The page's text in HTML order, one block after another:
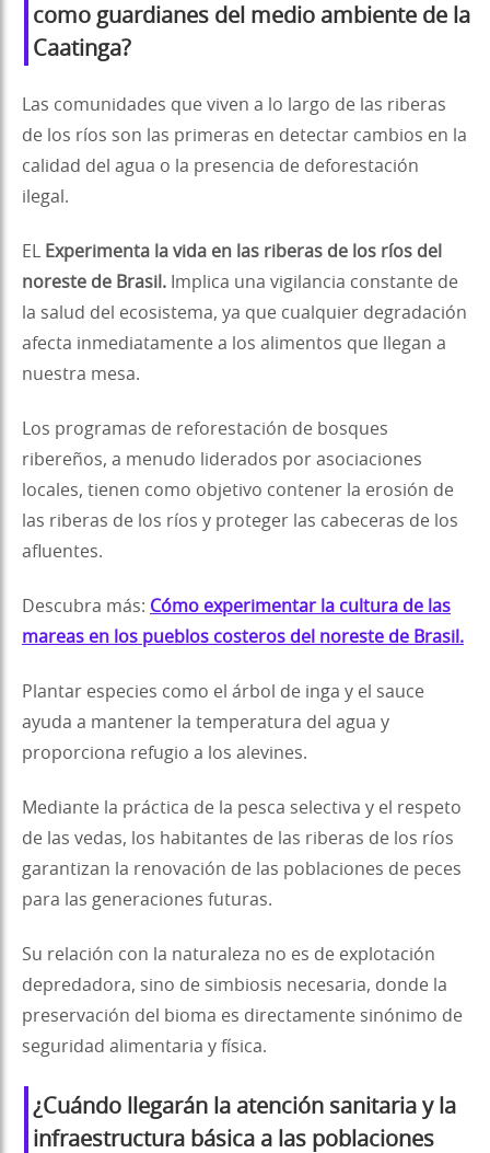
como guardianes del medio ambiente de la
Caatinga?
Las comunidades que viven a lo largo de las riberas
de los ríos son las primeras en detectar cambios en la
calidad del agua o la presencia de deforestación
ilegal.
EL
Experimenta la vida en las riberas de los ríos del
noreste de Brasil. Implica una vigilancia constante de
la salud del ecosistema, ya que cualquier degradación
afecta inmediatamente a los alimentos que llegan a
nuestra mesa.
Los programas de reforestación de bosques
ribereños, a menudo liderados por asociaciones
locales, tienen como objetivo contener la erosión de
las riberas de los ríos y proteger las cabeceras de los
afluentes.
Descubra más: Cómo experimentar la cultura de las
mareas en los pueblos costeros del noreste de Brasil.
Plantar especies como el árbol de inga y el sauce
ayuda a mantener la temperatura del agua y
proporciona refugio a los alevines.
Mediante la práctica de la pesca selectiva y el respeto
de las vedas, los habitantes de las riberas de los ríos
garantizan la renovación de las poblaciones de peces
para las generaciones futuras.
Su relación con la naturaleza no es de explotación
depredadora, sino de simbiosis necesaria, donde la
preservación del bioma es directamente sinónimo de
seguridad alimentaria y física.
¿Cuándo llegarán la atención sanitaria y la
infraestructura básica a las poblaciones